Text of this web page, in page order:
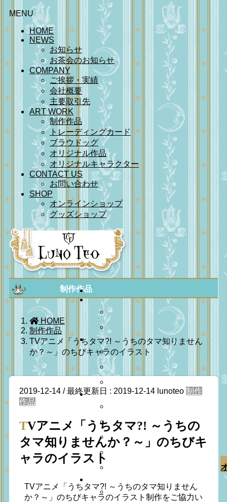
MENU
HOME
NEWS
お知らせ
お茶会のお知らせ
COMPANY
ご挨拶・実績
会社概要
主要取引先
ART WORK
制作作品
トレーディングカード
ブラウドッグ
オリジナル作品
オリジナルキャラクター
CONTACT US
お問い合わせ
SHOP
オンラインショップ
グッズショップ
制作作品
HOME
制作作品
TVアニメ「うちタマ?! ～うちのタマ知りません
か？～」のちびキャラのイラスト
2019-12-14 / 最終更新日 : 2019-12-14 lunoteo 制作
作品
TVアニメ「うちタマ?! ～うちの
タマ知りませんか？～」のちびキ
ャラのイラスト
TVアニメ「うちタマ?! ～うちのタマ知りません
か？～」のちびキャラのイラスト制作をご協力い